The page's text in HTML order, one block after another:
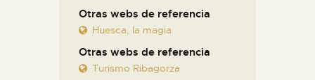
Otras webs de referencia
Huesca, la magia
Otras webs de referencia
Turismo Ribagorza